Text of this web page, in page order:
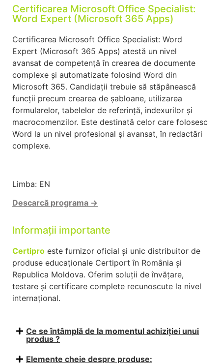
Certificarea Microsoft Office Specialist:
Word Expert (Microsoft 365 Apps)
Certificarea Microsoft Office Specialist: Word
Expert (Microsoft 365 Apps) atestă un nivel
avansat de competență în crearea de documente
complexe și automatizate folosind Word din
Microsoft 365. Candidații trebuie să stăpânească
funcții precum crearea de șabloane, utilizarea
formularelor, tabelelor de referință, indexurilor și
macrocomenzilor. Este destinată celor care folosesc
Word la un nivel profesional și avansat, în redactări
complexe.
Limba: EN
Descarcă programa →
Informații importante
Certipro este furnizor oficial și unic distribuitor de
produse educaționale Certiport în România și
Republica Moldova. Oferim soluții de învățare,
testare și certificare complete recunoscute la nivel
internațional.
Ce se întâmplă de la momentul achiziției unui
produs ?
Elemente cheie despre produse: